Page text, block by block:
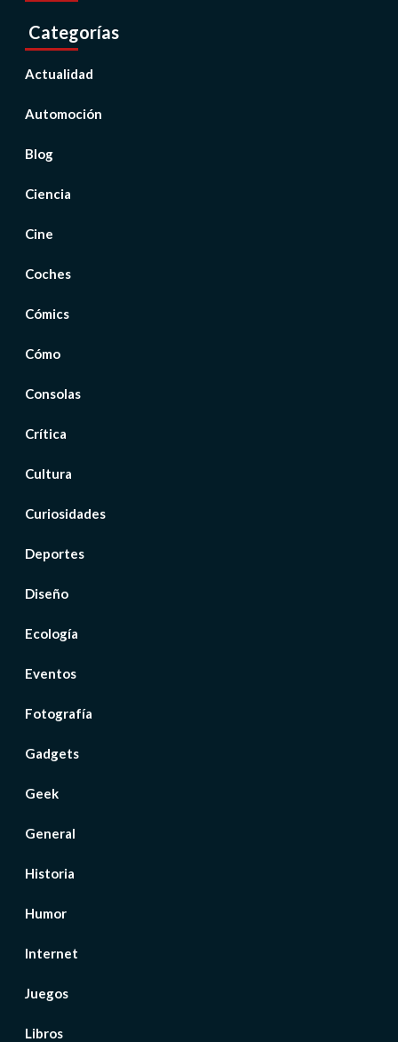
Categorías
Actualidad
Automoción
Blog
Ciencia
Cine
Coches
Cómics
Cómo
Consolas
Crítica
Cultura
Curiosidades
Deportes
Diseño
Ecología
Eventos
Fotografía
Gadgets
Geek
General
Historia
Humor
Internet
Juegos
Libros